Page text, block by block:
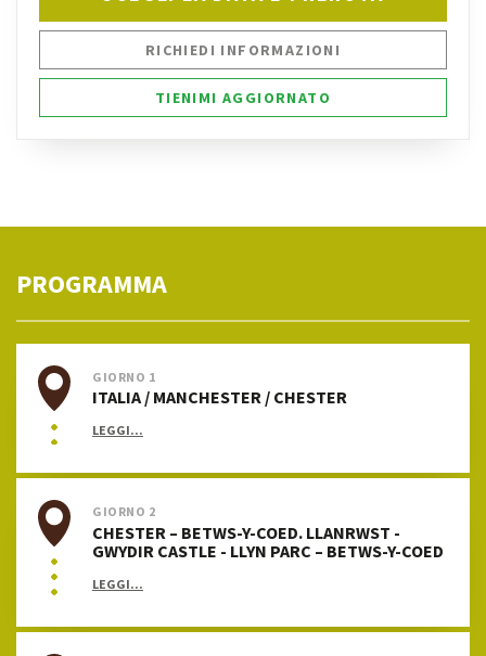
RICHIEDI INFORMAZIONI
TIENIMI AGGIORNATO
PROGRAMMA
GIORNO 1
ITALIA / MANCHESTER / CHESTER
LEGGI...
GIORNO 2
CHESTER – BETWS-Y-COED. LLANRWST -
GWYDIR CASTLE - LLYN PARC – BETWS-Y-COED
LEGGI...